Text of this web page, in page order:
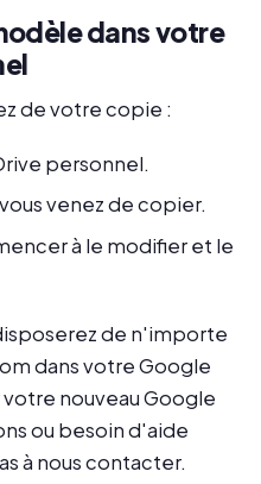
dans votre
de votre copie :
personnel.
venez de copier.
à le modifier et le
de n'importe
dans votre Google
nouveau Google
ou besoin d'aide
à nous contacter.